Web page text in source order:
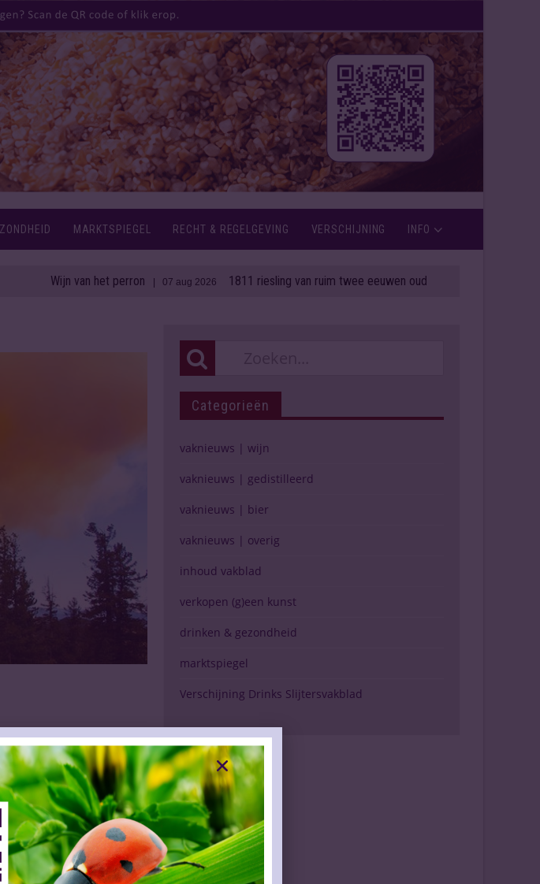
MARKTSPIEGEL RECHT & REGELGEVING VERSCHIJNING INFO
Wijn van het perron| 07 aug 2026 1811 riesling van ruim twee eeuwen oud onder de hamer
Achter
desastreuze situatie
belandden.
wijnmakerijen er
gingen meerdere
Institute heeft
Pesme,
Categorieën
vaknieuws | wijn
vaknieuws | gedistilleerd
vaknieuws | bier
vaknieuws | overig
inhoud vakblad
verkopen (g)een kunst
drinken & gezondheid
marktspiegel
Verschijning Drinks Slijtersvakblad